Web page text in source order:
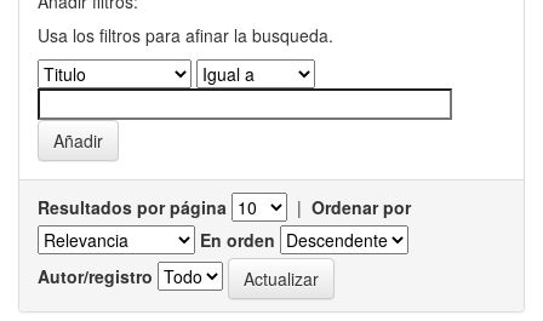
Usa los filtros para afinar la busqueda.
Resultados por página | Ordenar por
En orden
Autor/registro